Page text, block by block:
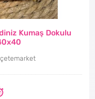
Kumaş Dokulu